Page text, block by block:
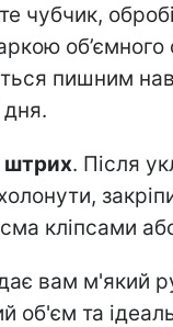
чубчик,
об’ємного
пишним
дня.
штрих. Після
кліпсами
вам м'який
об'єм та